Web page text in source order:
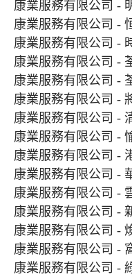
康業服務有限公司 -
康業服務有限公司 -
康業服務有限公司 -
康業服務有限公司 -
康業服務有限公司 -
康業服務有限公司 -
康業服務有限公司 -
康業服務有限公司 -
康業服務有限公司 -
康業服務有限公司 -
康業服務有限公司 -
康業服務有限公司 -
康業服務有限公司 -
康業服務有限公司 -
康業服務有限公司 -